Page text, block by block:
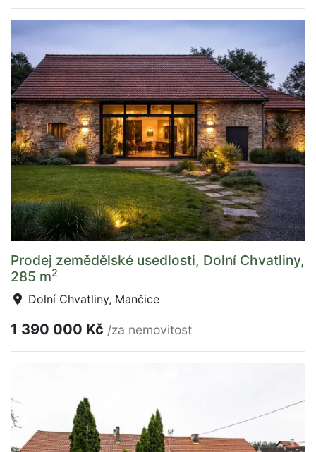
Prodej zemědělské usedlosti, Dolní Chvatliny,
285 m2
Dolní Chvatliny, Mančice
1 390 000 Kč /za nemovitost